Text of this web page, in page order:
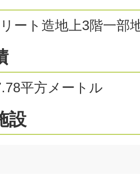
ート造地上3階一部
平方メートル
設